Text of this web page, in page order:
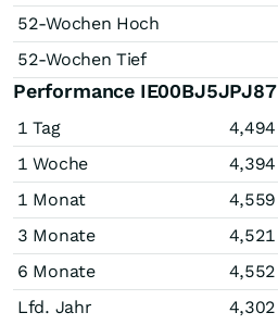
52-Wochen Hoch
52-Wochen Tief
Performance IE00BJ5JPJ87
1 Tag 4,494
1 Woche
4,394
1 Monat
4,559
3 Monate
4,521
6 Monate
4,552
Lfd. Jahr
4,302